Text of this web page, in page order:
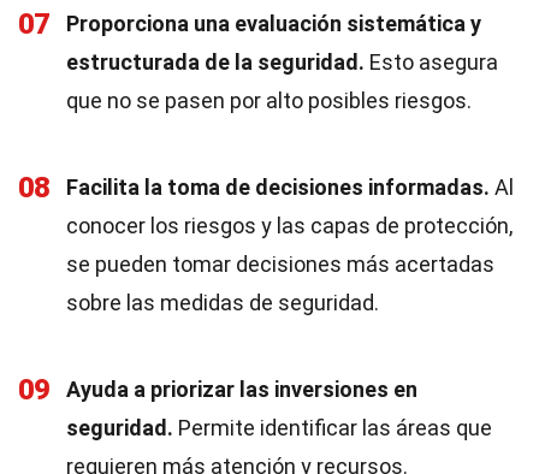
07
Proporciona una evaluación sistemática y
estructurada de la seguridad. Esto asegura
que no se pasen por alto posibles riesgos.
08 Facilita la toma de decisiones informadas. Al
conocer los riesgos y las capas de protección,
se pueden tomar decisiones más acertadas
sobre las medidas de seguridad.
09
Ayuda a priorizar las inversiones en
seguridad. Permite identificar las áreas que
requieren más atención y recursos.